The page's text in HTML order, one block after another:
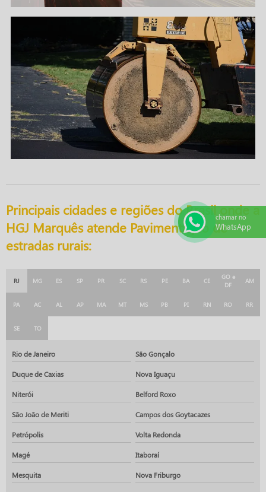
Principais cidades e regiões do Brasil onde a
HGJ Marquês atende Pavimentação de
estradas rurais:
RJ MG ES SP PR SC RS PE BA CE
GO e
DF
AM
PA AC AL AP MA MT MS PB PI RN RO RR
SE TO
Rio de Janeiro São Gonçalo
Duque de Caxias Nova Iguaçu
Niterói Belford Roxo
São João de Meriti Campos dos Goytacazes
Petrópolis Volta Redonda
Magé Itaboraí
Mesquita Nova Friburgo
chamar no
WhatsApp